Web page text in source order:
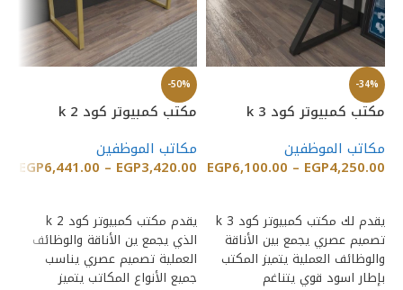
-34%
مكتب كمبيوتر كود k 3
مكاتب الموظفين
EGP4,250.00
–
EGP6,100.00
يقدم لك مكتب كمبيوتر كود k 3
تصميم عصري يجمع بين الأناقة
والوظائف العملية يتميز المكتب
بإطار اسود قوي يتناغم
-50%
مكتب كمبيوتر كود k 2
مكاتب الموظفين
EGP3,420.00
–
EGP6,441.00
يقدم مكتب كمبيوتر كود k 2
الذي يجمع ين الأناقة والوظائف
العملية تصميم عصري يناسب
جميع الأنواع المكاتب يتميز